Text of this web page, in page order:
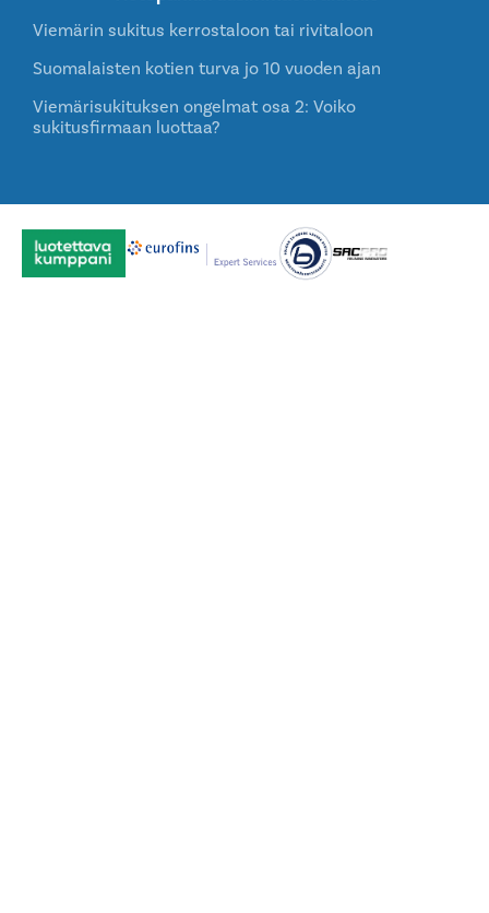
Viemärin sukitus kerrostaloon tai rivitaloon
Suomalaisten kotien turva jo 10 vuoden ajan
Viemärisukituksen ongelmat osa 2: Voiko
sukitusfirmaan luottaa?